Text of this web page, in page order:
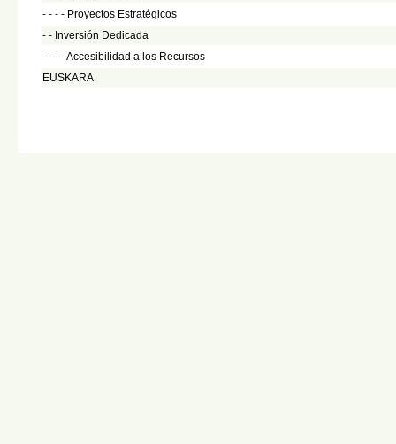
- - - - Proyectos Estratégicos
- - Inversión Dedicada
- - - -Accesibilidad a los Recursos
EUSKARA